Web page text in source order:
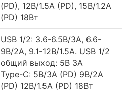
(PD), 12В/1.5A (PD), 15В/1.2A
(PD) 18Вт
USB 1/2: 3.6-6.5В/3A, 6.6-
9В/2A, 9.1-12В/1.5A. USB 1/2
общий выход: 5В 3A
Type-C: 5В/3A (PD) 9В/2A
(PD) 12В/1.5A (PD) 18Вт